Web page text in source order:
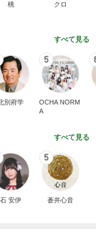
桃 クロ
すべて見る
別府学
5
OCHA NORM
A
すべて見る
石 安伊
5
蒼井心音